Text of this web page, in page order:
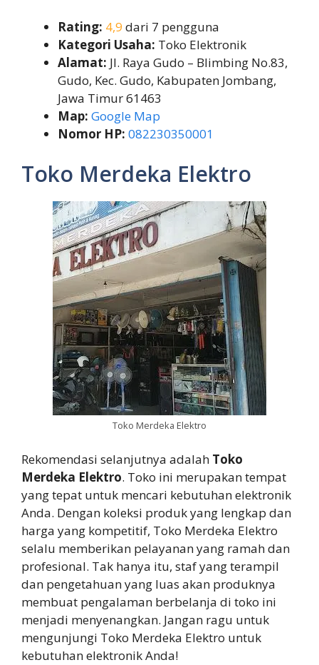
Rating: 4,9 dari 7 pengguna
Kategori Usaha: Toko Elektronik
Alamat: Jl. Raya Gudo – Blimbing No.83,
Gudo, Kec. Gudo, Kabupaten Jombang,
Jawa Timur 61463
Map: Google Map
Nomor HP: 082230350001
Toko Merdeka Elektro
Toko Merdeka Elektro
Rekomendasi selanjutnya adalah Toko
Merdeka Elektro. Toko ini merupakan tempat
yang tepat untuk mencari kebutuhan elektronik
Anda. Dengan koleksi produk yang lengkap dan
harga yang kompetitif, Toko Merdeka Elektro
selalu memberikan pelayanan yang ramah dan
profesional. Tak hanya itu, staf yang terampil
dan pengetahuan yang luas akan produknya
membuat pengalaman berbelanja di toko ini
menjadi menyenangkan. Jangan ragu untuk
mengunjungi Toko Merdeka Elektro untuk
kebutuhan elektronik Anda!